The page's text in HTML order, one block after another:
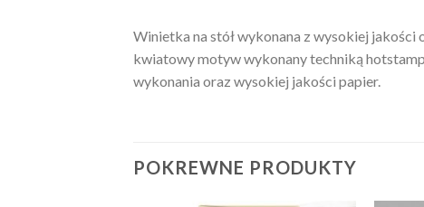
Winietka na stół wykonana z wysokiej
kwiatowy motyw wykonany techniką
wykonania oraz wysokiej jakości papier.
POKREWNE PRODUKTY